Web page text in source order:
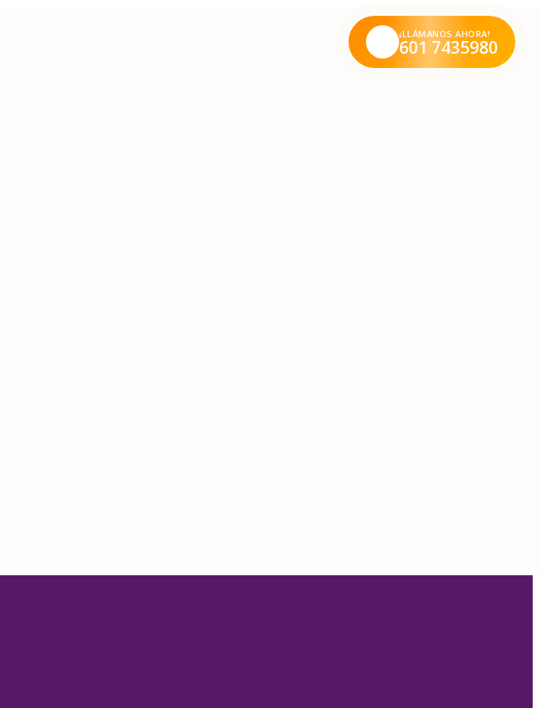
¡LLÁMANOS AHORA!
601 7435980